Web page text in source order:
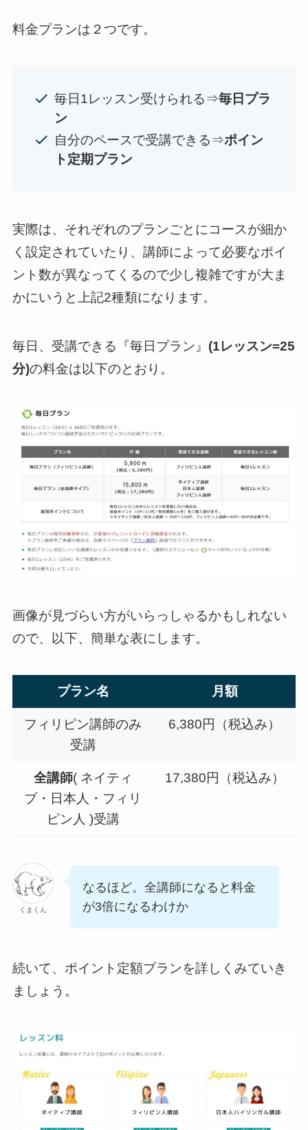
料金プランは２つです。
毎日1レッスン受けられる⇒毎日プラ
ン
自分のペースで受講できる⇒ポイン
ト定期プラン
実際は、それぞれのプランごとにコースが細か
く設定されていたり、講師によって必要なポイ
ント数が異なってくるので少し複雑ですが大ま
かにいうと上記2種類になります。
毎日、受講できる『毎日プラン』 (1レッスン=25
分)の料金は以下のとおり。
画像が見づらい方がいらっしゃるかもしれない
ので、以下、簡単な表にします。
プラン名 月額
フィリピン講師のみ
受講
6,380円（税込み）
全講師( ネイティ
ブ・日本人・フィリ
ピン人 )受講
17,380円（税込み）
くまくん
なるほど。全講師になると料金
が3倍になるわけか
続いて、ポイント定額プランを詳しくみていき
ましょう。